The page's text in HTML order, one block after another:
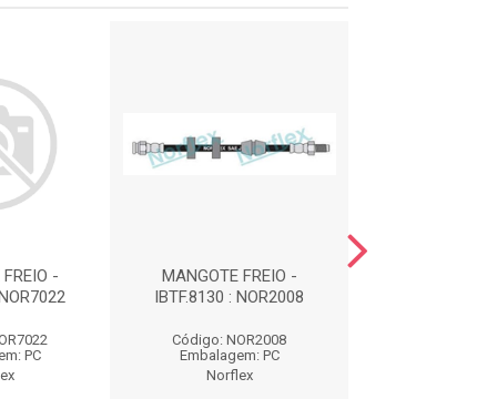
-
PC
MANGOTE FREIO -
IBTF.8130 : NOR2008
Código: NOR2008
Embalagem: PC
Norflex